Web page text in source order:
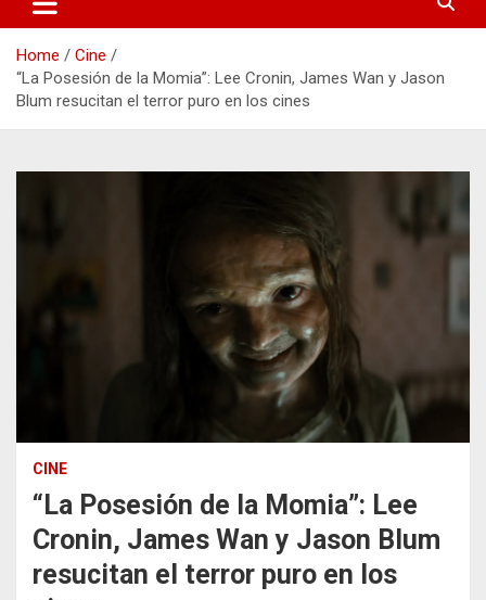
Home
Cine
“La Posesión de la Momia”: Lee Cronin, James Wan y Jason
Blum resucitan el terror puro en los cines
CINE
“La Posesión de la Momia”: Lee
Cronin, James Wan y Jason Blum
resucitan el terror puro en los